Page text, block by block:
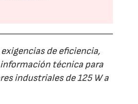
de eficiencia,
técnica para
industriales de 125 W a